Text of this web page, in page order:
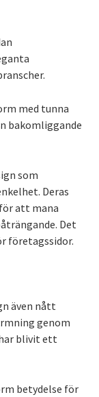
med tunna
bakomliggande
som
Deras
att mana
Det
företagssidor.
även nått
genom
blivit ett
betydelse för